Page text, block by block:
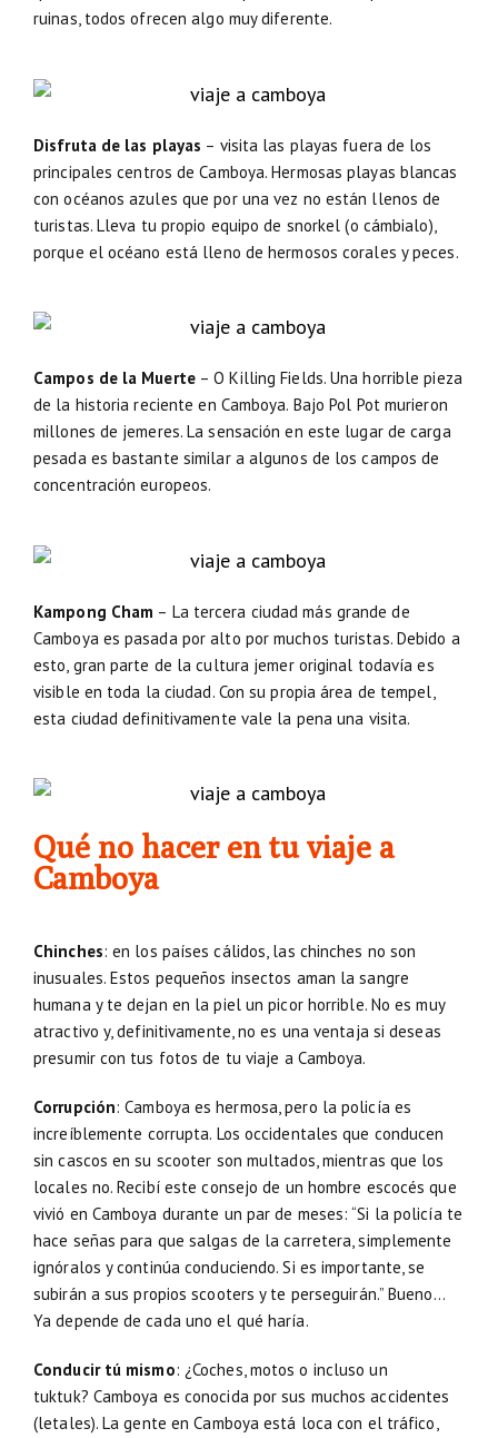
ruinas, todos ofrecen algo muy diferente.
Disfruta de las playas – visita las playas fuera de los
principales centros de Camboya. Hermosas playas blancas
con océanos azules que por una vez no están llenos de
turistas. Lleva tu propio equipo de snorkel (o cámbialo),
porque el océano está lleno de hermosos corales y peces.
Campos de la Muerte– O Killing Fields. Una horrible pieza
de la historia reciente en Camboya. Bajo Pol Pot murieron
millones de jemeres. La sensación en este lugar de carga
pesada es bastante similar a algunos de los campos de
concentración europeos.
Kampong Cham – La tercera ciudad más grande de
Camboya es pasada por alto por muchos turistas. Debido a
esto, gran parte de la cultura jemer original todavía es
visible en toda la ciudad. Con su propia área de tempel,
esta ciudad definitivamente vale la pena una visita.
Qué no hacer en tu viaje a
Camboya
Chinches: en los países cálidos, las chinches no son
inusuales. Estos pequeños insectos aman la sangre
humana y te dejan en la piel un picor horrible. No es muy
atractivo y, definitivamente, no es una ventaja si deseas
presumir con tus fotos de tu viaje a Camboya.
Corrupción: Camboya es hermosa, pero la policía es
increíblemente corrupta. Los occidentales que conducen
sin cascos en su scooter son multados, mientras que los
locales no. Recibí este consejo de un hombre escocés que
vivió en Camboya durante un par de meses: “Si la policía te
hace señas para que salgas de la carretera, simplemente
ignóralos y continúa conduciendo. Si es importante, se
subirán a sus propios scooters y te perseguirán.” Bueno…
Ya depende de cada uno el qué haría.
Conducir tú mismo: ¿Coches, motos o incluso un
tuktuk? Camboya es conocida por sus muchos accidentes
(letales). La gente en Camboya está loca con el tráfico,